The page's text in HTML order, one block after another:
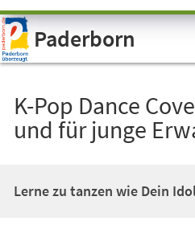
Visuelle
Assistenzsoftware
öffnen.Paderborn
K-Pop Dance
und für junge
Lerne zu tanzen wie Dein